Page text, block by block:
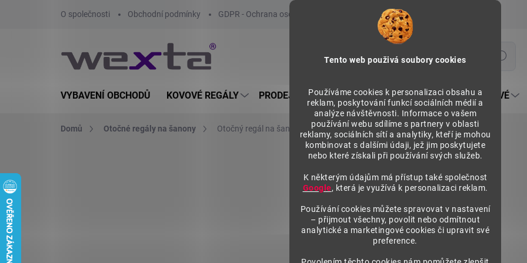
Tento web použivá soubory cookies
Používáme cookies k personalizaci obsahu a
reklam, poskytování funkcí sociálních médií a
analýze návštěvnosti. Informace o vašem
používání webu sdílíme s partnery v oblasti
reklamy, sociálních sítí a analytiky, kteří je mohou
kombinovat s dalšími údaji, jež jim poskytujete
nebo které získali při používání svých služeb.
K některým údajům má přístup také společnost
Google, která je využívá k personalizaci reklam.
Používání cookies můžete spravovat v nastavení
– přijmout všechny, povolit nebo odmítnout
analytické a marketingové cookies či upravit své
preference.
O společnosti Obchodní podmínky GDPR - Ochrana osobních údajů Prohlášení o používání COOKIES
Hledat
VYBAVENÍ OBCHODŮ KOVOVÉ REGÁLY PRODEJNÍ REGÁLY SU5 PULTY PRODEJNÍ SEKTOROVÉ
Domů Otočné regály na šanony Otočný regál na šanony, 5 pater - šedý